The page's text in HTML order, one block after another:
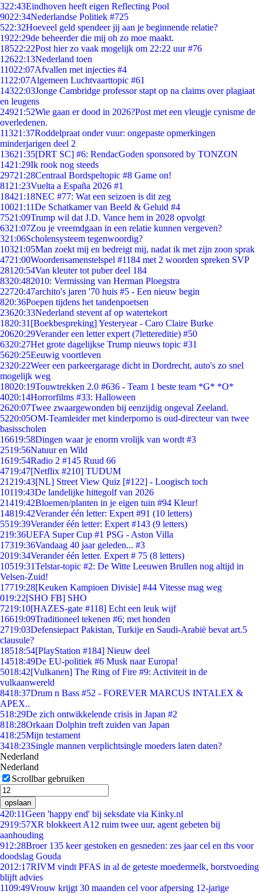
322:43Eindhoven heeft eigen Reflecting Pool
9022:34Nederlandse Politiek #725
522:32Hoeveel geld spendeer jij aan je beginnende relatie?
1922:29de beheerder die mij oh zo moe maakt.
18522:22Post hier zo vaak mogelijk om 22:22 uur #76
12622:13Nederland toen
11022:07Afvallen met injecties #4
11 22:07Algemeen Luchtvaarttopic #61
14322:03Jonge Cambridge professor stapt op na claims over plagiaat
en leugens
24921:52Wie gaan er dood in 2026?Post met een vleugje cynisme de
overledenen.
11321:37Roddelpraat onder vuur: ongepaste opmerkingen
minderjarigen deel 2
13621:35[DRT SC] #6: RendacGoden sponsored by TONZON
1421:29Ik rook nog steeds
29721:28Centraal Bordspeltopic #8 Game on!
81 21:23Vuelta a España 2026 #1
18421:18NEC #77: Wat een seizoen is dit zeg
10021:11De Schatkamer van Beeld & Geluid #4
7521:09Trump wil dat J.D. Vance hem in 2028 opvolgt
6321:07Zou je vreemdgaan in een relatie kunnen vergeven?
321:06Scholensysteem tegenwoordig?
10321:05Man zoekt mij en bedreigt mij, nadat ik met zijn zoon sprak
4721:00Woordensamenstelspel #1184 met 2 woorden spreken SVP
281 20:54Van kleuter tot puber deel 184
8320:482010: Vermissing van Herman Ploegstra
22720:47archito's jaren '70 huis #5 - Een nieuw begin
820:36Poepen tijdens het tandenpoetsen
23620:33Nederland stevent af op watertekort
1820:31 [Boekbespreking] Yesteryear - Caro Claire Burke
20620:29Verander een letter expert (7lettereditie) #50
6320:27Het grote dagelijkse Trump nieuws topic #31
5620:25Eeuwig voortleven
2320:22Weer een parkeergarage dicht in Dordrecht, auto's zo snel
mogelijk weg
18020:19Touwtrekken 2.0 #636 - Team 1 beste team *G* *O*
4020:14Horrorfilms #33: Halloween
2620:07Twee zwaargewonden bij eenzijdig ongeval Zeeland.
5220:05OM-Teamleider met kinderporno is oud-directeur van twee
basisscholen
16619:58Dingen waar je enorm vrolijk van wordt #3
2519:56Natuur en Wild
1619:54Radio 2 #145 Ruud 66
4719:47[Netflix #210] TUDUM
21219:43[NL] Street View Quiz [#122] - Loogisch toch
10119:43De landelijke hittegolf van 2026
21419:42Bloemen/planten in je eigen tuin #94 Kleur!
14819:42Verander één letter: Expert #91 (10 letters)
5519:39Verander één letter: Expert #143 (9 letters)
219:36UEFA Super Cup #1 PSG - Aston Villa
17319:36Vandaag 40 jaar geleden... #3
2019:34Verander één letter. Expert # 75 (8 letters)
10519:31Telstar-topic #2: De Witte Leeuwen Brullen nog altijd in
Velsen-Zuid!
17719:28[Keuken Kampioen Divisie] #44 Vitesse mag weg
019:22[SHO FB] SHO
7219:10[HAZES-gate #118] Echt een leuk wijf
16619:09Traditioneel tekenen #6; met honden
2719:03Defensiepact Pakistan, Turkije en Saudi-Arabië bevat art.5
clausule?
18518:54[PlayStation #184] Nieuw deel
14518:49De EU-politiek #6 Musk naar Europa!
5018:42[Vulkanen] The Ring of Fire #9: Activiteit in de
vulkaanwereld
8418:37Drum n Bass #52 - FOREVER MARCUS INTALEX &
APEX..
518:29De zich ontwikkelende crisis in Japan #2
818:28Orkaan Dolphin treft zuiden van Japan
418:25Mijn testament
3418:23Single mannen verplichtsingle moeders laten daten?
Nederland
Nederland
Scrollbar gebruiken
opslaan
420:11Geen 'happy end' bij seksdate via Kinky.nl
2919:57XR blokkeert A12 ruim twee uur, agent gebeten bij
aanhouding
912:28Broer 135 keer gestoken en gesneden: zes jaar cel en tbs voor
doodslag Gouda
2012:17RIVM vindt PFAS in al de geteste moedermelk, borstvoeding
blijft advies
1109:49Vrouw krijgt 30 maanden cel voor afpersing 12-jarige